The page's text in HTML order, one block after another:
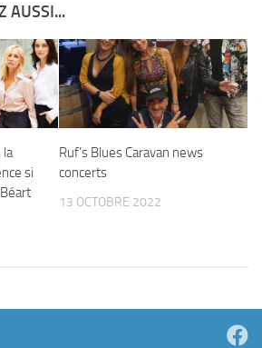
AUSSI...
la
si
Ruf’s Blues Caravan news
concerts
13 OCTOBRE 2022